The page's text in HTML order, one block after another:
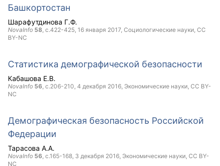
Башкортостан
Шарафутдинова Г.Ф.
NovaInfo 58 , с.422-425, 16 января 2017 , Социологические науки, CC
BY-NC
Статистика демографической безопасности
Кабашова Е.В.
NovaInfo 56 , с.206-210, 4 декабря 2016 , Экономические науки, CC BY-
NC
Демографическая безопасность Российской
Федерации
Тарасова А.А.
NovaInfo 56 , с.165-168, 3 декабря 2016 , Экономические науки, CC BY-
NC